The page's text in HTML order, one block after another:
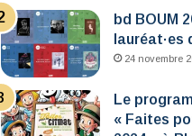
bd BOUM
lauréat·es
24 novembre
Le
« Faites